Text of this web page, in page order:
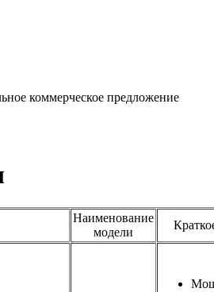
коммерческое предложение
Наименование
модели